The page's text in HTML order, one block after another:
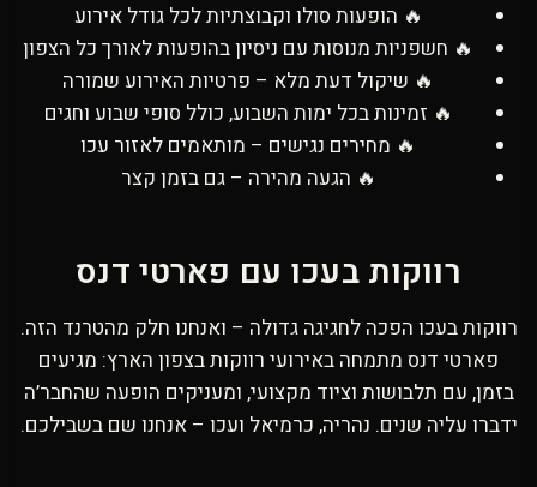
🔥 הופעות סולו וקבוצתיות לכל גודל אירוע
🔥 חשפניות מנוסות עם ניסיון בהופעות לאורך כל הצפון
🔥 שיקול דעת מלא – פרטיות האירוע שמורה
🔥 זמינות בכל ימות השבוע, כולל סופי שבוע וחגים
🔥 מחירים נגישים – מותאמים לאזור עכו
🔥 הגעה מהירה – גם בזמן קצר
רווקות בעכו עם פארטי דנס
רווקות בעכו הפכה לחגיגה גדולה – ואנחנו חלק מהטרנד הזה.
פארטי דנס מתמחה באירועי רווקות בצפון הארץ: מגיעים
בזמן, עם תלבושות וציוד מקצועי, ומעניקים הופעה שהחבר’ה
ידברו עליה שנים. נהריה, כרמיאל ועכו – אנחנו שם בשבילכם.